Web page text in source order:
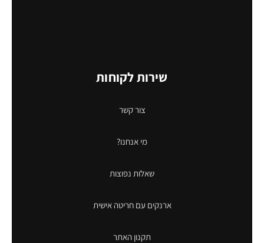
שירות לקוחות
צור קשר
מי אנחנו?
שאלות נפוצות
ארנקים עם חריטה אישית
תקנון האתר